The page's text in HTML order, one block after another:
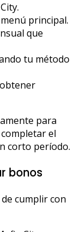
menú principal.
que
tu método
para
el
corto período.
bonos
cumplir con